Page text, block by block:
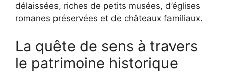
délaissées, riches de petits musées, d’églises
romanes préservées et de châteaux familiaux.
La quête de sens à travers
le patrimoine historique